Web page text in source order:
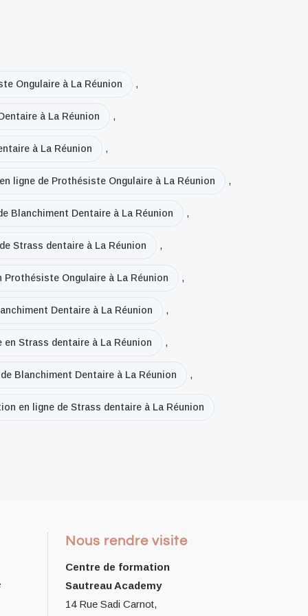
Ongulaire à La Réunion ,
à La Réunion ,
à La Réunion ,
ligne de Prothésiste Ongulaire à La Réunion ,
Blanchiment Dentaire à La Réunion ,
Strass dentaire à La Réunion ,
Ongulaire à La Réunion ,
Dentaire à La Réunion ,
Strass dentaire à La Réunion ,
Blanchiment Dentaire à La Réunion ,
en ligne de Strass dentaire à La Réunion
Nous rendre visite
Centre de formation
Sautreau Academy
14 Rue Sadi Carnot,